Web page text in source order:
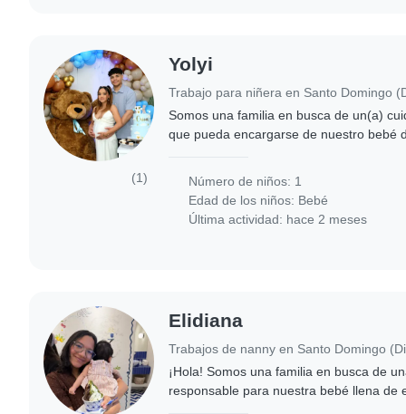
(1)
Yolyi
Somos una familia en busca de un(a)
que pueda encargarse de nuestro bebé de 1 mes.
Número de niños: 1
Edad de los niños: Bebé
Última actividad: hace 2 meses
Elidiana
¡Hola! Somos una familia en busca de
responsable para nuestra bebé llena de